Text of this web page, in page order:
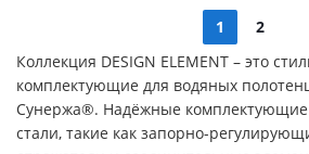
1
2
Коллекция DESIGN ELEMENT – это
комплектующие для водяных
Сунержа®. Надёжные
стали, такие как запорно-